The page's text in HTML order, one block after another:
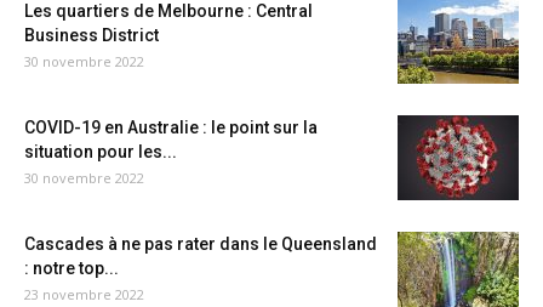
Les quartiers de Melbourne : Central
Business District
30 novembre 2022
COVID-19 en Australie : le point sur la
situation pour les...
30 novembre 2022
Cascades à ne pas rater dans le Queensland
: notre top...
23 novembre 2022